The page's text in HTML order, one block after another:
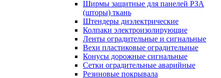
Ширмы защитные для панелей РЗА
(шторы) ткань
Штендеры диэлектрические
Колпаки электроизолирующие
Ленты оградительные и сигнальные
Вехи пластиковые оградительные
Конусы дорожные сигнальные
Сетки оградительные аварийные
Резиновые покрывала